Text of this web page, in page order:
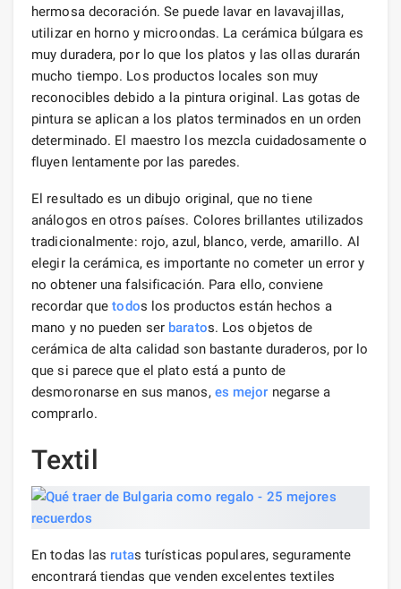
hermosa decoración. Se puede lavar en lavavajillas,
utilizar en horno y microondas. La cerámica búlgara es
muy duradera, por lo que los platos y las ollas durarán
mucho tiempo. Los productos locales son muy
reconocibles debido a la pintura original. Las gotas de
pintura se aplican a los platos terminados en un orden
determinado. El maestro los mezcla cuidadosamente o
fluyen lentamente por las paredes.
El resultado es un dibujo original, que no tiene
análogos en otros países. Colores brillantes utilizados
tradicionalmente: rojo, azul, blanco, verde, amarillo. Al
elegir la cerámica, es importante no cometer un error y
no obtener una falsificación. Para ello, conviene
recordar quetodos los productos están hechos a
mano y no pueden ser baratos. Los objetos de
cerámica de alta calidad son bastante duraderos, por lo
que si parece que el plato está a punto de
desmoronarse en sus manos, es mejor negarse a
comprarlo.
Textil
En todas las rutas turísticas populares, seguramente
encontrará tiendas que venden excelentes textiles